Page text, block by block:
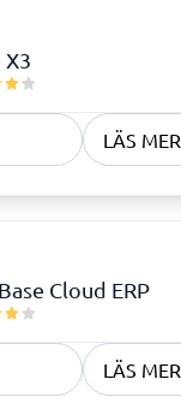
X3
LÄS MER
Cloud ERP
LÄS MER